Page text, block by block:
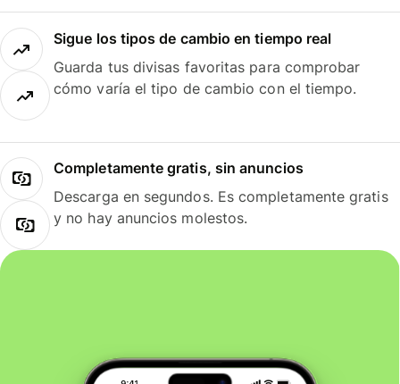
Sigue los tipos de cambio en tiempo real
Guarda tus divisas favoritas para comprobar
cómo varía el tipo de cambio con el tiempo.
Completamente gratis, sin anuncios
Descarga en segundos. Es completamente gratis
y no hay anuncios molestos.